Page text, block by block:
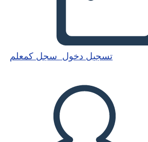
تسجيل دخول سجل كمعلم